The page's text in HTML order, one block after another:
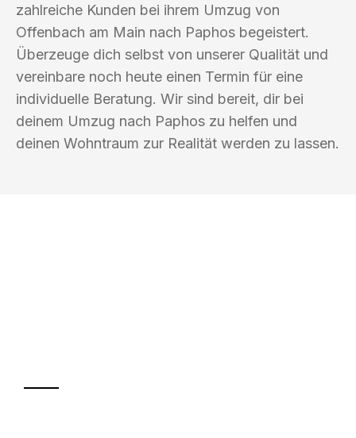
zahlreiche Kunden bei ihrem Umzug von
Offenbach am Main nach Paphos begeistert.
Überzeuge dich selbst von unserer Qualität und
vereinbare noch heute einen Termin für eine
individuelle Beratung. Wir sind bereit, dir bei
deinem Umzug nach Paphos zu helfen und
deinen Wohntraum zur Realität werden zu lassen.